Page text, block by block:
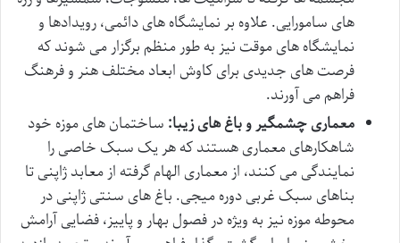
های سامورایی. علاوه بر نمایشگاه های دائمی، رویدادها و
نمایشگاه های موقت نیز به طور منظم برگزار می شوند که
فرصت های جدیدی برای کاوش ابعاد مختلف هنر و فرهنگ
فراهم می آورند.
معماری چشمگیر و باغ های زیبا: ساختمان های موزه خود
شاهکارهای معماری هستند که هر یک سبک خاصی را
نمایندگی می کنند، از معماری الهام گرفته از معابد ژاپنی تا
بناهای سبک غربی دوره میجی. باغ های سنتی ژاپنی در
محوطه موزه نیز به ویژه در فصول بهار و پاییز، فضایی آرامش